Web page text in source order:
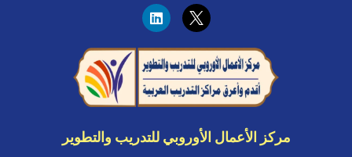
L
i
n
k
e
d
i
n
مركز الأعمال الأوروبي للتدريب والتطوير